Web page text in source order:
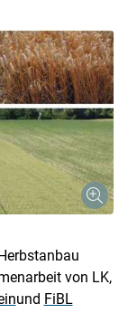
von LK,
und FiBL